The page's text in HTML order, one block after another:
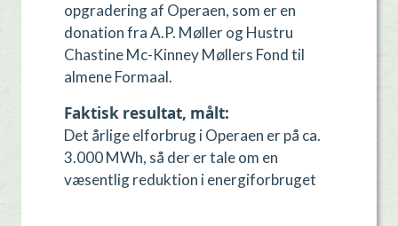
opgradering af Operaen, som er en
donation fra A.P. Møller og Hustru
ChastineMc-KinneyMøllers Fond til
almeneFormaal.
Faktisk resultat, målt
Det årlige elforbrug i Operaen er på ca.
3.000 MWh, så der er tale om en
væsentlig reduktion i energiforbruget